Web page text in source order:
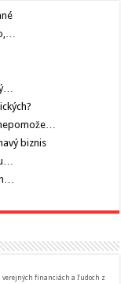
biznis
financiách a ľudoch z